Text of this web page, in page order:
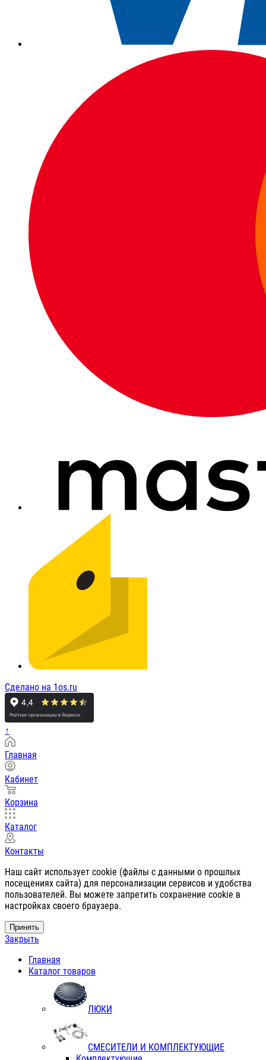
Сделано на 1os.ru
↑
Главная
Кабинет
Корзина
Каталог
Контакты
Наш сайт использует cookie (файлы с данными о прошлых
посещениях сайта) для персонализации сервисов и удобства
пользователей. Вы можете запретить сохранение cookie в
настройках своего браузера.
Принять
Закрыть
Главная
Каталог товаров
ЛЮКИ
СМЕСИТЕЛИ И КОМПЛЕКТУЮЩИЕ